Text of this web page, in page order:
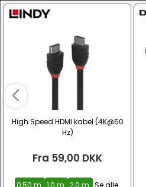
High Speed HDMI kabel (4K@60
Hz)
Fra 59,00 DKK
0,50 m. 1,0 m. 2,0 m. Se alle